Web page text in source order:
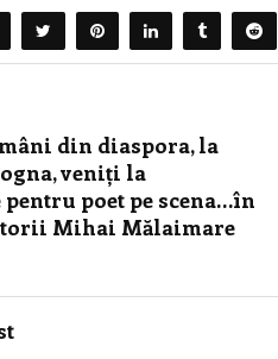
din diaspora, la
veniți la
poet pe scena…în
Mihai Mălaimare